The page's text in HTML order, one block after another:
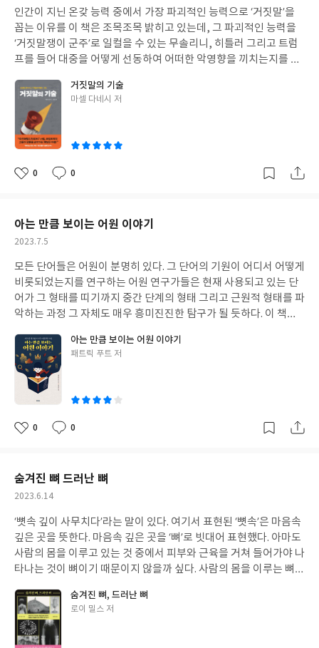
말하기로 평가받기 때문”이며, “누구나 무능하다는 평가는 받고 싶
지 않다"라는 것에서 찾을 수 있겠다(5,6쪽). 이 책이 눈에 띈 이유
는 ‘수학적’이라는 말이 ‘성공’과 함께 쓰이면서 ‘말하다’라는 제목으
로 쓰였기 때문이었다. 일반적으로 의사소통 능력 중 ‘말하기’가 추
된다. 그러다 보니 ‘수학적 태도’로 말하기는 어떤 말하기인지 궁금
했다. 수학은 논리와 맞닿아 있기에 어느 정도 연관은 있다고 볼 수
있다. 목차에 쓰인 소제목들은 글쓴이가 설명하고자 하는 화법 구조
의 틀이다. 정의하고, 분해와 비교하며, 구조화하고 모델화하여 말
하라는 것이 그것이다. 본문에서는 각각 “수학적” 화법으로 ‘정의적
말하기’, ‘분해, 비교하여 말하기’, ‘구조화, 모델화하여 말하기’를 설
명하고 있다. 매 챕터마다 관련하여 ‘화법’ 예시 글이 나온다. 주어진
이러한 문제도 그냥 읽고 지나쳐버리면 화법을 머리로만 알게 될 뿐
이다. 그런데, 몇몇 문제는 타이머를 사용하면서까지 서너 번씩 하
기도 했다. 독자로 하여금 읽는 중에 문제가 요구하는 것을 반복 연
습하도록 유도할 만큼 꽤 “실전”을 중요시하고 강조하는 책이다 보
니 신뢰가 생겨 더 꼼꼼하게 읽고 따라 해 본 듯하다. 간략하게 화법
틀을 설명하자면, 정의적 말하기는 내가 말하고자 하는 주장(의견)
에서 주요 어휘의 개념을 설명하여 듣는 이로 하여금 쉽게 이해할 수
있도록 하는 말하기다. 분해하여 말하기는 내가 말하고자 하는 내용
을 각 부분별로 잘 나눠서 논리 정연하도록 하는 말하기다. 비교하여
말하기는 내가 하고자 하는 말과 대조되거나 비교할 대상을 가져와
비교하여 말함으로써 더욱 상대방을 설득할 수 있는 말하기이다. 구
조화하여 말하기는 한 마디로 예화를 들어 말하기이고 모델화하여
있다. 화법을 구사하는 틀 중에서 분해, 비교 말하기보다 구조화, 모
야 하기 때문이다. 글쓴이가 강조하는 “실전 연습”을 꾸준히 연습해
야만 자기 화법으로 장착할 수 있지 않을까 싶다.
일
인간이 지닌 온갖 능력 중에서 가장 파괴적인 능력으로 ‘거짓말’을
꼽는 이유를 이 책은 조목조목 밝히고 있는데, 그 파괴적인 능력을
‘거짓말쟁이 군주’로 일컬을 수 있는 무솔리니, 히틀러 그리고 트럼
프를 들어 대중을 어떻게 선동하여 어떠한 악영향을 끼치는지를 설
술수에 능한 군주가 사람들에게 추종을 얻어내어 위업을 달성한다
는 마키아벨리의 <군주론>은 그들 ‘거짓말쟁이 군주’들의 이론서로
작동하며 특히 도널드 트럼프는 시대에 앞선 대표적 ‘거짓말쟁이 군
주’들의 행태를 표방하여 능수능란하게 대중을 자기편으로 끌어들
일 수 있었다고 설명한다. 트럼프가 미국의 대통령이 되었을 때 참
어처구니없었는데, 예상하지 못했던 인물이 대통령이 되었기 때문
맹목이 되도록 만들 수 있는지를, 이 책은 트럼프의 언행을 예로 들
어 쓰고 있다. 물론 이 책이 트럼프만을 논의의 대상으로 두고 있지
는 않지만, ‘거짓말 군주’로서 주요 대상임은 분명하다고 할 만큼 많
은 부분에서 다루고 있다. 트럼프가 자신의 이름으로 펴낸 <거래의
기술>이라는 책조차 자기가 쓴 책이 아니라는 것도 놀랍다. 하지만
여전히 <거래의 기술>은 트럼프 이름으로 서점에서 소비되고 있다.
거짓이 한 번 뿌려지면 이후에 진실이 밝혀져도 이미 흘려진 거짓이
현대사회의 일면이라 씁쓸하다. 트럼프는 자신이 펼칠 수 있는 모든
형태의 ‘거짓말의 기술’을 사용하여 ‘군주’에 올랐으며 그 위치에 서
있을 때조차 끊임없이 그 기술을 사용하였다. 더구나 자신의 외모와
몸짓, 드레스 코드조차도 “쇼”의 일부였으며, 화두는 작화로 대중을
부추기고, 터무니없는 해결책을 제시하면서 미국인들의 공감을 끌
어냈다. 무섭도록 치밀하게 만들어진 공연에 대중들은 진실을 놓친
것이다. 책을 읽으면서 참 심란하기도 했다. 이 책에서 다루고 있는
의 거짓말 기술을 우리 사회 곳곳에서 마주하기 때문이다. 선동하는
데도 그것이 선동인 줄을 모르고, 음모론을 사실로 받아들이고, 속
임수와 시치미를 분별하지 못하고 뻔히 보이는 실제 상황에서도 수
없이 감정에 호소하면서 발뺌하는 행태에 다시 음모론이 펼쳐지는
사회다. 이러한 ‘거짓’은 소셜 네트워크를 타고 순식간에 퍼지고 추
후 진실이 밝혀지더라도 그게 진실로 다가가지 못하도록 또 다른 거
짓말이 퍼지는데 소셜미디어가 한몫한다는 점에서 인터넷의 영향
력이 갈수록 커지고 있다. ‘거짓’을 깨뜨릴 수 있는 것은 ‘진실’과 그
‘진실’을 밝힐 ‘논리적 근거’이므로 사회 전반에서 ‘진실’이 ‘진실’임
을 확연하게 밝혀줄 장치가 반드시 마련되어야만 할 것이다.
거짓말의 기술
글
마셀 다네시 저
좋
0
댓
0
작
아는 만큼 보이는 어원 이야기
작
일
2023.7.5
모든 단어들은 어원이 분명히 있다. 그 단어의 기원이 어디서 어떻게
비롯되었는지를 연구하는 어원 연구가들은 현재 사용되고 있는 단
어가 그 형태를 띠기까지 중간 단계의 형태 그리고 근원적 형태를 파
악하는 과정 그 자체도 매우 흥미진진한 탐구가 될 듯하다. 이 책의
의 어원을 밝혀 책으로 펴낸 것이라 할 수 있다. 저자는 단어의 기원
을 찾기 위해서 그리스어와 라틴어 그리고 영어도 큰 역할을 한다고
적고 있는데, 이 언어들은 모두 알파벳을 문자로 사용하는 언어들이
라는 것이다. 같은 알파벳 사용 문화권에서는 단어들이 비슷하게 형
성되고 변형되었으리라 생각하면서 읽었다. 본문은 열다섯 챕터로
어원의 테마를 묶어서 소개하고 있다. 사람과 관계된 것부터 시작하
흥미롭게 읽었다. 내가 좋아하는 피아니스트, 블라디미르 호로비츠
때문에 더 재미있게 읽고 기억에도 남는다. “식물” 관련 챕터에서는
“몬스테라 델리시오사, Monstera Deliciosa”도 재미있다. 집에서
키우고 있는 식물이라서 그 식물 이름의 어원을 알게 되어 좋았다.
특히 ‘델리시오사’라는 이름이 붙은 이유는 ‘맛있는 delicious’의 의
미를 가지고 있듯이 이 식물의 열매가 잘 익었을 경우 먹으면 기가
막히게 맛있기 때문이란다! 집에서 키우고는 있었으나 만약 이러한
보기 위해서라도 잘 키워서 언젠가는 그 열매를 맛보리라 생각했다.
“건물” 관련 챕터에서는 “학교, School”라는 단어의 어원이 흥미롭
다. 어원에 담긴 뜻이 ‘쉬는 시간, 여가, 여유, 휴식’ 등이라고 하는데
이 사실을 학생들에게 알려주면 반응이 어떨지 궁금하다. 학교에 오
아는 만큼 보이는 어원 이야기
글
패트릭 푸트 저
좋
0
댓
0
작
숨겨진 뼈 드러난 뼈
작
일
2023.6.14
‘뼛속 깊이 사무치다’라는 말이 있다. 여기서 표현된 ‘뼛속’은 마음속
깊은 곳을 뜻한다. 마음속 깊은 곳을 ‘뼈’로 빗대어 표현했다. 아마도
사람의 몸을 이루고 있는 것 중에서 피부와 근육을 거쳐 들어가야 나
타나는 것이 뼈이기 때문이지 않을까 싶다. 사람의 몸을 이루는 뼈,
마나 깊숙하게 스몄는지를 진저리가 칠 만큼 느끼게 하는 말이 아닐
수 없다. ‘숨겨진 뼈’를 활용하여 만들어진 관용 표현이 이 책을 읽으
면서 떠올랐다. 이 책은 ‘뼈’를 두 영역을 나누어 다룬다. 첫 번째 챕
숨겨진 뼈, 드러난 뼈
글
로이 밀스 저